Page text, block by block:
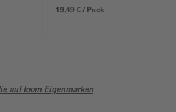
19,49 € / Pack
auf toom Eigenmarken